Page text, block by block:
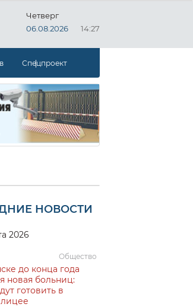
Четверг
06.08.2026
14:27
Спецпроект
НОВОСТИ
2026
Общество
до конца года
новая больниц:
готовить в